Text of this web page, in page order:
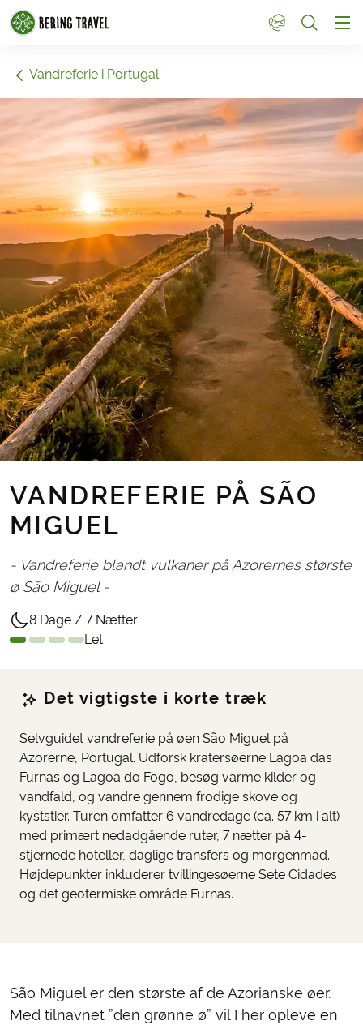
1
Vandreferie i Portugal
VANDREFERIE PÅ SÃO
MIGUEL
- Vandreferie blandt vulkaner på Azorernes største
ø São Miguel -
8 Dage / 7 Nætter
Let
Det vigtigste i korte træk
Selvguidet vandreferie på øen São Miguel på
Azorerne, Portugal. Udforsk kratersøerne Lagoa das
Furnas og Lagoa do Fogo, besøg varme kilder og
vandfald, og vandre gennem frodige skove og
kyststier. Turen omfatter 6 vandredage (ca. 57 km i alt)
med primært nedadgående ruter, 7 nætter på 4-
stjernede hoteller, daglige transfers og morgenmad.
Højdepunkter inkluderer tvillingesøerne Sete Cidades
og det geotermiske område Furnas.
São Miguel er den største af de Azorianske øer.
Med tilnavnet ”den grønne ø” vil I her opleve en